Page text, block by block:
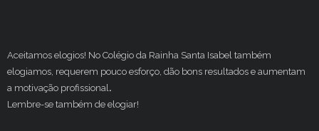
Aceitamos elogios! No Colégio da Rainha Santa Isabel também
elogiamos, requerem pouco esforço, dão bons resultados e aumentam
a motivação profissional.
Lembre-se também de elogiar!